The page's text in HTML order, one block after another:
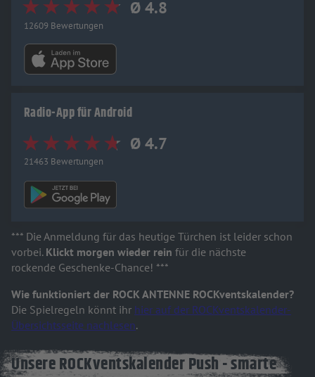
Ø 4.8
12609 Bewertungen
Radio-App für Android
Ø 4.7
21463 Bewertungen
*** Die Anmeldung für das heutige Türchen ist leider schon
vorbei. Klickt morgen wieder rein für die nächste
rockende Geschenke-Chance! ***
Wie funktioniert der ROCK ANTENNE ROCKventskalender?
Die Spielregeln könnt ihr hier auf der ROCKventskalender-
Übersichtsseite nachlesen.
Unsere ROCKventskalender Push - smarte